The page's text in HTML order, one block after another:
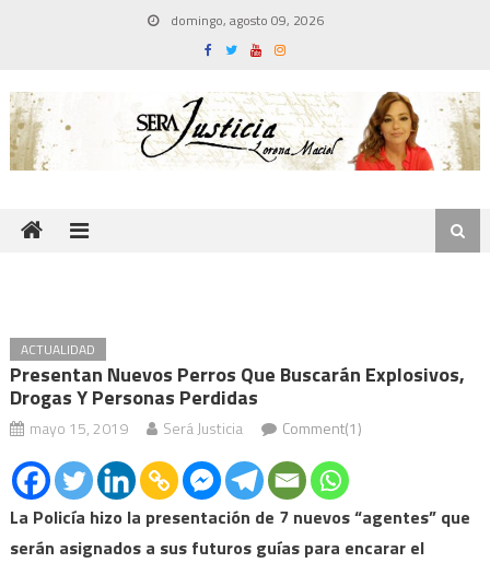
domingo, agosto 09, 2026
ACTUALIDAD
Presentan Nuevos Perros Que Buscarán Explosivos,
Drogas Y Personas Perdidas
mayo 15, 2019 Será Justicia Comment(1)
La Policía hizo la presentación de 7 nuevos “agentes” que
serán asignados a sus futuros guías para encarar el